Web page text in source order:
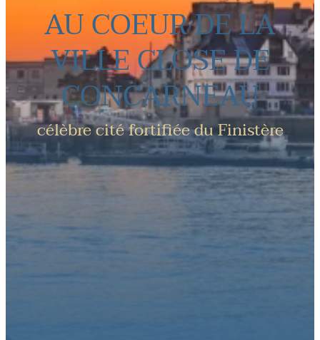
AU COEUR DE LA
VILLE CLOSE DE
CONCARNEAU
célèbre cité fortifiée du Finistère